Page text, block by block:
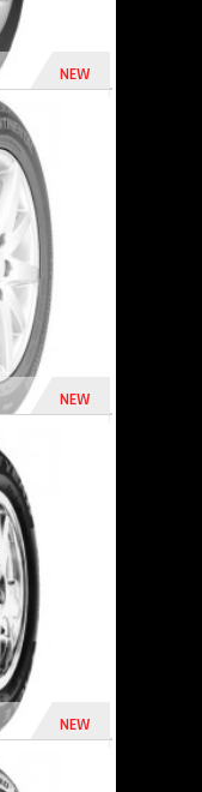
NEW
1 040 Dhs
NEW
790 Dhs
NEW